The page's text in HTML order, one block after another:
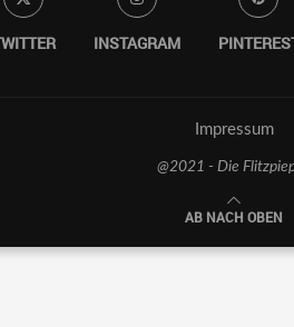
INSTAGRAM
Impressum
@2021 - Die
AB NACH OBEN